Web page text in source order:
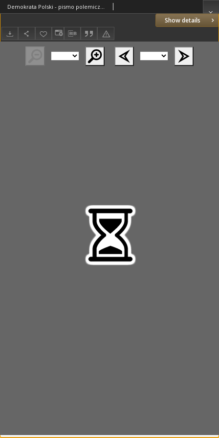
Show details
Demokrata Polski - pismo polemiczne t. 7